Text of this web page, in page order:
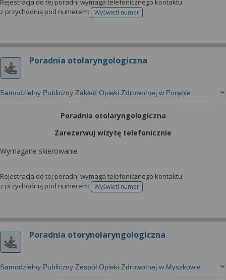
Rejestracja do tej poradni wymaga telefonicznego kontaktu
z przychodnią pod numerem:
Wyświetl numertelefonu do rejestracji
Poradnia otolaryngologiczna
Samodzielny Publiczny Zakład Opieki Zdrowotnej w Porębie
Poradnia otolaryngologiczna
Zarezerwuj wizytę telefonicznie
Wymagane skierowanie
Rejestracja do tej poradni wymaga telefonicznego kontaktu
z przychodnią pod numerem:
Wyświetl numertelefonu do rejestracji
Poradnia otorynolaryngologiczna
Samodzielny Publiczny Zespół Opieki Zdrowotnej w Myszkowie